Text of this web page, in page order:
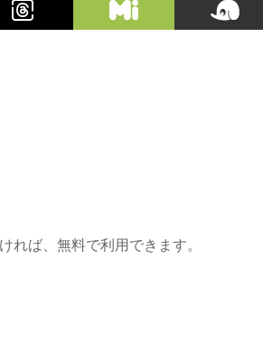
れば、無料で利用できます。